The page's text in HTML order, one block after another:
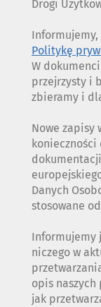
Drogi
Politykę
W
przejrzysty i
zbieramy i
Nowe zapisy
konieczności
Danych
stosowane
Informujemy
niczego w
opis
jak